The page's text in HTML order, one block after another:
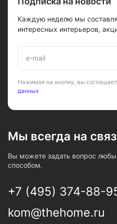
Каждую неделю мы
интересных интерьеров,
Нажимая на кнопку, вы
данных
Мы всегда на
Вы можете задать вопрос
способом.
+7 (495) 374-88-
kom@thehome.ru